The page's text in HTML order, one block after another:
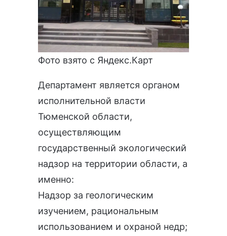
Фото взято с Яндекс.Карт
Департамент является органом
исполнительной власти
Тюменской области,
осуществляющим
государственный экологический
надзор на территории области, а
именно:
Надзор за геологическим
изучением, рациональным
использованием и охраной недр;